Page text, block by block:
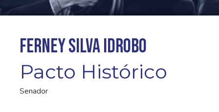
Ferney Silva Idrobo
Pacto Histórico
Senador